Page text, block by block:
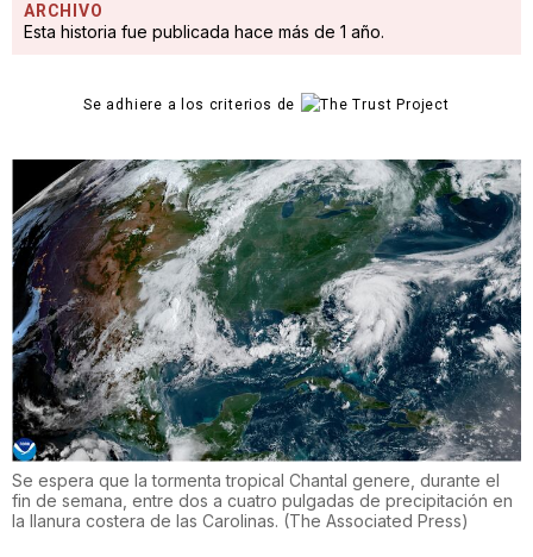
ARCHIVO
Esta historia fue publicada hace más de 1 año.
Se adhiere a los criterios de
Se espera que la tormenta tropical Chantal genere, durante el
fin de semana, entre dos a cuatro pulgadas de precipitación en
la llanura costera de las Carolinas. (The Associated Press)